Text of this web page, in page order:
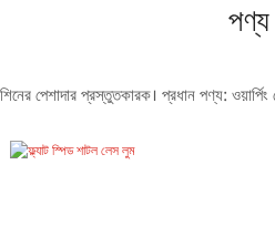
পণ্য
পেশাদার প্রস্তুতকারক। প্রধান পণ্য: